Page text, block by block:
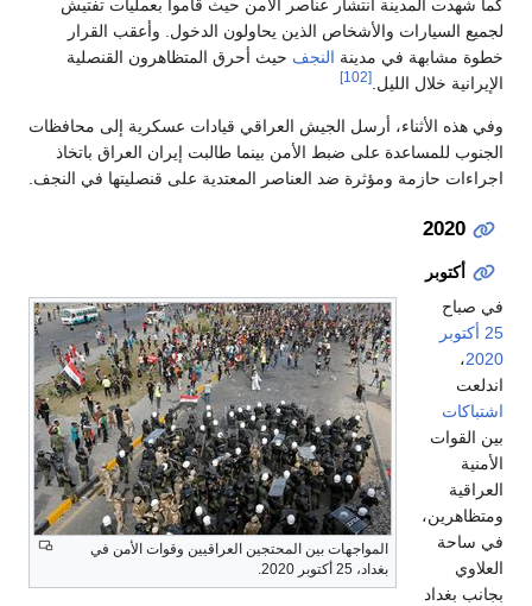
كما شهدت المدينة انتشار عناصر الأمن حيث قاموا بعمليات تفتيش
لجميع السيارات والأشخاص الذين يحاولون الدخول. وأعقب القرار
خطوة مشابهة في مدينة النجف حيث أحرق المتظاهرون القنصلية
الإيرانية خلال الليل. [102]
وفي هذه الأثناء، أرسل الجيش العراقي قيادات عسكرية إلى محافظات
الجنوب للمساعدة على ضبط الأمن بينما طالبت إيران العراق باتخاذ
اجراءات حازمة ومؤثرة ضد العناصر المعتدية على قنصليتها في النجف.
2020
أكتوبر
المواجهات بين المحتجين العراقيين وقوات الأمن في
بغداد، 25 أكتوبر 2020.
في صباح
25 أكتوبر
2020،
اندلعت
اشتباكات
بين القوات
الأمنية
العراقية
ومتظاهرين،
في ساحة
العلاوي
بجانب بغداد